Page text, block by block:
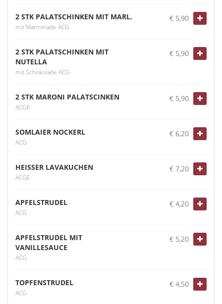
2 STK PALATSCHINKEN MIT MARL.
mit Marmelade ACG
€ 5,90
2 STK PALATSCHINKEN MIT
NUTELLA
mit Schokolade ACG
€ 5,90
2 STK MARONI PALATSCINKEN
ACGE
€ 5,90
SOMLAIER NOCKERL
ACG
€ 6,20
HEISSER LAVAKUCHEN
ACGE
€ 7,20
APFELSTRUDEL
ACG
€ 4,20
APFELSTRUDEL MIT
VANILLESAUCE
ACG
€ 5,20
TOPFENSTRUDEL
ACG
€ 4,50